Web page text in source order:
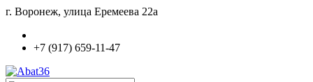
г. Воронеж, улица Еремеева 22а
+7 (917) 659-11-47